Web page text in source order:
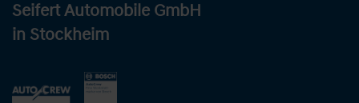
Seifert Automobile GmbH
in Stockheim